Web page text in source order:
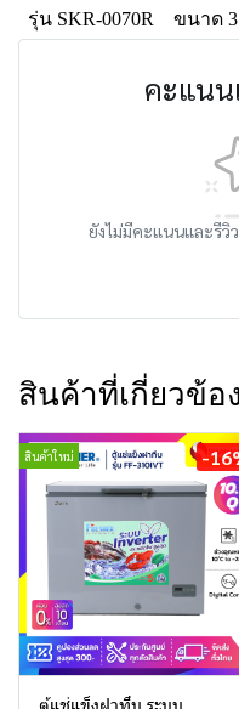
รุ่น SKR-0070R
ขนาด
คะแนน
ยังไม่มีคะแนนและรีวิ
สินค้าที่เกี่ยวข้อง
สินค้าใหม่ -